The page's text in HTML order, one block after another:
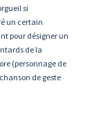
si
un certain
pour désigner un
de la
(personnage de
de geste